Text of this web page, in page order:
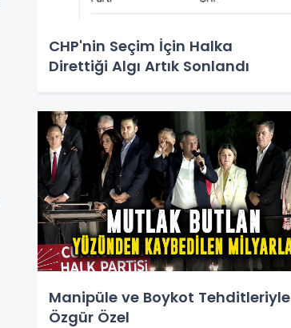
CHP'nin Seçim İçin Halka
Direttiği Algı Artık Sonlandı
Manipüle ve Boykot Tehditleriyle
Özgür Özel